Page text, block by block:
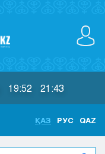
19:52 21:43
ҚАЗ РУС QAZ